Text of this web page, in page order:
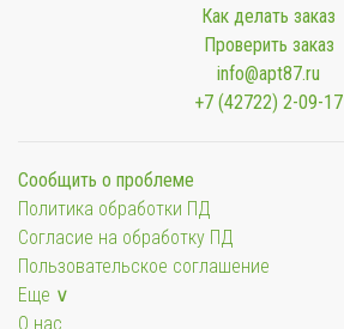
Как делать заказ
Проверить заказ
info@apt87.ru
+7 (42722) 2-09-17
Сообщить о проблеме
Политика обработки ПД
Согласие на обработку ПД
Пользовательское соглашение
Еще ∨
О нас